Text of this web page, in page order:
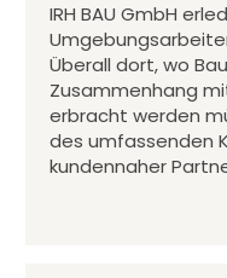
IRH BAU GmbH
Überall dort, wo
Zusammenhang
erbracht werden
des umfassenden
kundennaher